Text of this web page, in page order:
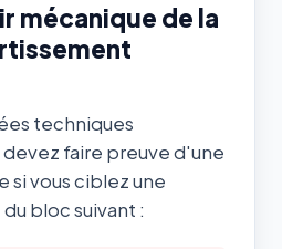
mécanique de la
techniques
faire preuve d'une
si vous ciblez une
bloc suivant :